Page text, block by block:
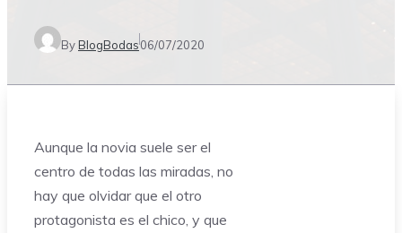
ByBlogBodas06/07/2020
Aunque la novia suele ser el
centro de todas las miradas, no
hay que olvidar que el otro
protagonista es el chico, y que